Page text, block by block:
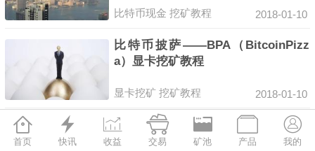
比特币现金 挖矿教程 2018-01-10
比特币披萨——BPA（BitcoinPizz
a）显卡挖矿教程
显卡挖矿 挖矿教程 2018-01-10
蚂蚁矿机S9在F2Pool挖比特币详细
教程

首页

快讯

收益

交易

矿池

产品

我的